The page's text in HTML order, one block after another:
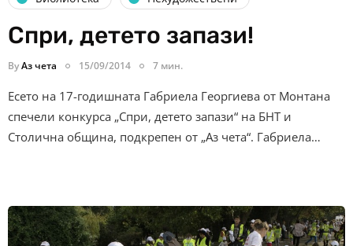
Спри, детето запази!
ByАз чета 15/09/2014 7 мин.
Есето на 17-годишната Габриела Георгиева от Монтана
спечели конкурса „Спри, детето запази“ на БНТ и
Столична община, подкрепен от „Аз чета“. Габриела…